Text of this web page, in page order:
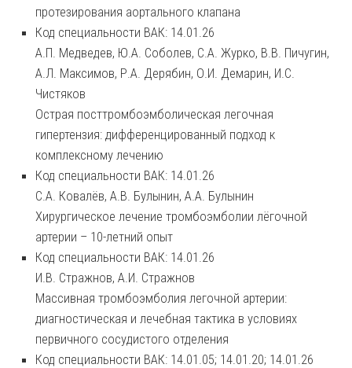
протезирования аортального клапана
Код специальности ВАК: 14.01.26
А.П. Медведев, Ю.А. Соболев, С.А. Журко, В.В. Пичугин,
А.Л. Максимов, Р.А. Дерябин, О.И. Демарин, И.С.
Чистяков
Острая посттромбоэмболическая легочная
гипертензия: дифференцированный подход к
комплексному лечению
Код специальности ВАК: 14.01.26
С.А. Ковалёв, А.В. Булынин, А.А. Булынин
Хирургическое лечение тромбоэмболии лёгочной
артерии – 10-летний опыт
Код специальности ВАК: 14.01.26
И.В. Стражнов, А.И. Стражнов
Массивная тромбоэмболия легочной артерии:
диагностическая и лечебная тактика в условиях
первичного сосудистого отделения
Код специальности ВАК: 14.01.05; 14.01.20; 14.01.26